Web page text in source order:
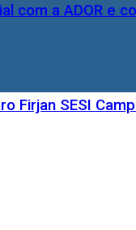
com a ADOR e
Firjan SESI